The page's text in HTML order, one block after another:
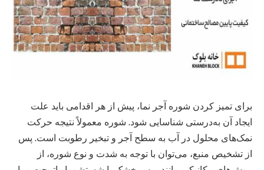
برای تمیز کردن شوره آجر نما، پیش از هر اقدامی باید علت
ایجاد آن به‌درستی شناسایی شود. شوره معمولاً نتیجه حرکت
نمک‌های محلول در آب به سطح آجر و تبخیر رطوبت است. پس
از تشخیص منبع، می‌توان با توجه به شدت و نوع شوره، از